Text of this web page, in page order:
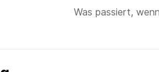
Was passiert,